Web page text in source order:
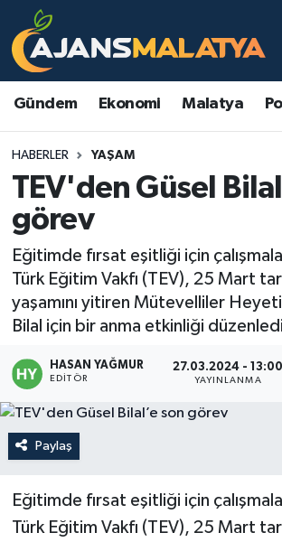
Gündem Ekonomi Malatya
HABERLER YAŞAM
TEV'den Güsel
görev
Eğitimde fırsat eşitliği için
Türk Eğitim Vakfı (TEV), 25 Mart
yaşamını yitiren Mütevelliler
Bilal için bir anma etkinliği düzenledi
HASAN YAĞMUR
EDITÖR
27.03.2024 - 13:00
YAYINLANMA
Paylaş
Eğitimde fırsat eşitliği için
Türk Eğitim Vakfı (TEV), 25 Mart
Asayiş
Eğitim
Gündem
Kadın
Politika
Spor
Malatya Nöbetçi Eczaneler
Malatya Namaz Vakitleri
TFF 3.Lig 2.Grup Puan Durumu
Tüm Manşetler